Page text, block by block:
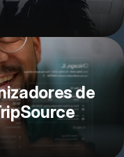
de